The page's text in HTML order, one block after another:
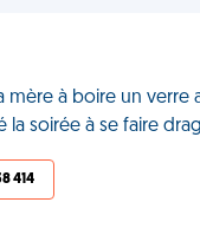
à boire un
la soirée à se faire
414